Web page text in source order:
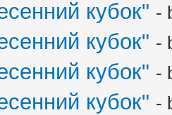
кубок" -
кубок" -
кубок" -
кубок" -